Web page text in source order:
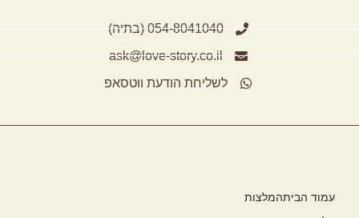
054-8041040 (בתיה)
ask@love-story.co.il
לשליחת הודעת ווטסאפ
עמוד הביתהמלצות